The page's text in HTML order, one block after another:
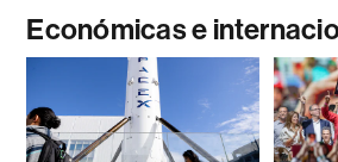
Económicas e